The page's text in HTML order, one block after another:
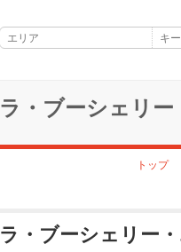
ラ・ブーシェリー
トップ
ラ・ブーシェリー